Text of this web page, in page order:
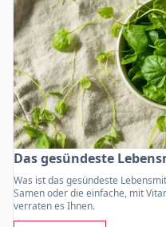
Das gesündeste
Was ist das gesündeste
Samen oder die einfache, mit
verraten es Ihnen.